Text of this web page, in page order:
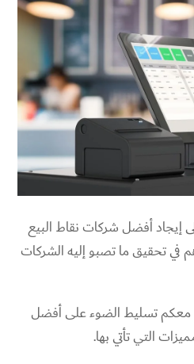
إيجاد أفضل شركات نقاط البيع
في تحقيق ما تصبو إليه الشركات
معكم تسليط الضوء على أفضل
التي تأتي بها.